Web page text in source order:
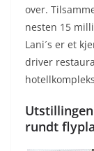
over.
nesten 15
Lani´s er et
driver
rundt